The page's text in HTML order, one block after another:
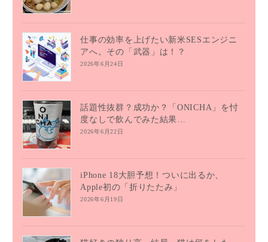
仕事の効率を上げたい新米SESエンジニ
アへ。その「武器」は！？
2026年6月24日
話題性抜群？成功か？「ONICHA」を忖
度なしで飲んでみた結果…
2026年6月22日
iPhone 18大胆予想！ついに出るか、
Apple初の「折りたたみ」
2026年6月19日